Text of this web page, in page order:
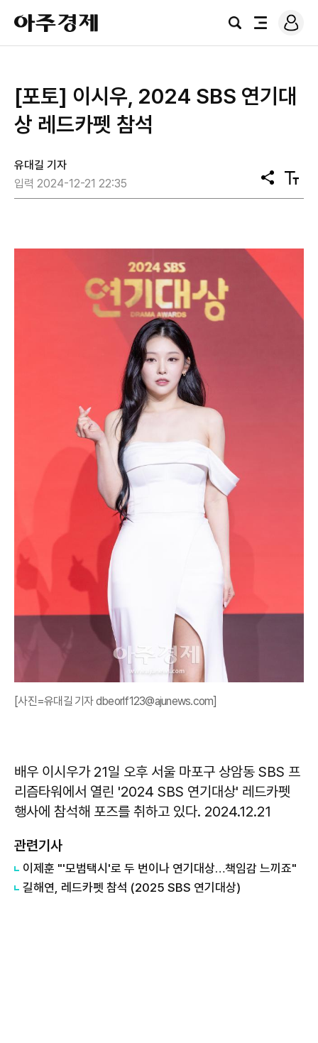
아
주
경
검
전
로
그
[포토] 이시우, 2024 SBS 연기대
상 레드카펫 참석
유대길 기자
입력 2024-12-21 22:35
공
유
텍
스
[사진=유대길 기자 dbeorlf123@ajunews.com]
배우 이시우가 21일 오후 서울 마포구 상암동 SBS 프
리즘타워에서 열린 '2024 SBS 연기대상' 레드카펫
행사에 참석해 포즈를 취하고 있다. 2024.12.21
관련기사
이제훈 "'모범택시'로 두 번이나 연기대상…책임감 느끼죠"
길해연, 레드카펫 참석 (2025 SBS 연기대상)